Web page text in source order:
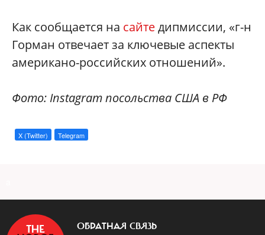
Как сообщается на сайтедипмиссии, «г-н
Горман отвечает за ключевые аспекты
американо-российских отношений».
Фото: Instagram посольства США в РФ
X (Twitter) Telegram
ОБРАТНАЯ СВЯЗЬ